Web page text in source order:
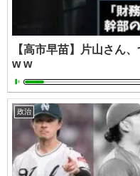
【高市早苗】片山さん
w w
政治